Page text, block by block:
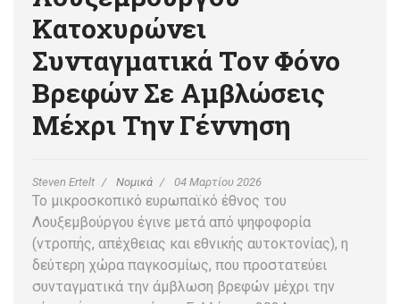
Κατοχυρώνει
Συνταγματικά Τον Φόνο
Βρεφών Σε Αμβλώσεις
Μέχρι Την Γέννηση
Steven Ertelt Νομικά 04 Μαρτίου 2026
Το μικροσκοπικό ευρωπαϊκό έθνος του
Λουξεμβούργου έγινε μετά από ψηφοφορία
(ντροπής, απέχθειας και εθνικής αυτοκτονίας), η
δεύτερη χώρα παγκοσμίως, που προστατεύει
συνταγματικά την άμβλωση βρεφών μέχρι την